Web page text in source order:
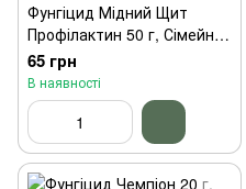
Фунгіцид Мідний Щит
Профілактин 50 г, Сімейний
Сад
65 грн
В наявності